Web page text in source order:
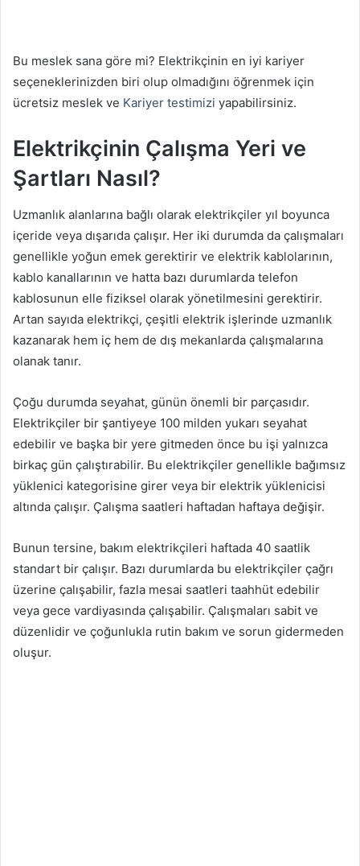
Bu meslek sana göre mi? Elektrikçinin en iyi kariyer
seçeneklerinizden biri olup olmadığını öğrenmek için
ücretsiz meslek ve Kariyer testimizi yapabilirsiniz.
Elektrikçinin Çalışma Yeri ve
Şartları Nasıl?
Uzmanlık alanlarına bağlı olarak elektrikçiler yıl boyunca
içeride veya dışarıda çalışır. Her iki durumda da çalışmaları
genellikle yoğun emek gerektirir ve elektrik kablolarının,
kablo kanallarının ve hatta bazı durumlarda telefon
kablosunun elle fiziksel olarak yönetilmesini gerektirir.
Artan sayıda elektrikçi, çeşitli elektrik işlerinde uzmanlık
kazanarak hem iç hem de dış mekanlarda çalışmalarına
olanak tanır.
Çoğu durumda seyahat, günün önemli bir parçasıdır.
Elektrikçiler bir şantiyeye 100 milden yukarı seyahat
edebilir ve başka bir yere gitmeden önce bu işi yalnızca
birkaç gün çalıştırabilir. Bu elektrikçiler genellikle bağımsız
yüklenici kategorisine girer veya bir elektrik yüklenicisi
altında çalışır. Çalışma saatleri haftadan haftaya değişir.
Bunun tersine, bakım elektrikçileri haftada 40 saatlik
standart bir çalışır. Bazı durumlarda bu elektrikçiler çağrı
üzerine çalışabilir, fazla mesai saatleri taahhüt edebilir
veya gece vardiyasında çalışabilir. Çalışmaları sabit ve
düzenlidir ve çoğunlukla rutin bakım ve sorun gidermeden
oluşur.